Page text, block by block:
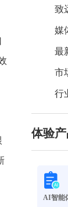
Agent
让数字
构建一
智能
穿透
企业人
致
媒
最
市
行
体验
AI智能